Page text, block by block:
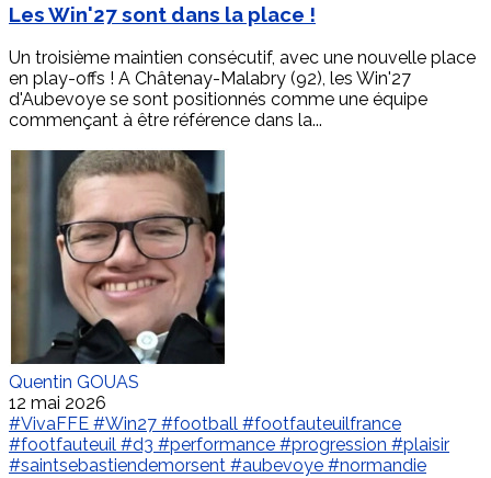
Les Win'27 sont dans la place !
Un troisième maintien consécutif, avec une nouvelle place
en play-offs ! A Châtenay-Malabry (92), les Win'27
d'Aubevoye se sont positionnés comme une équipe
commençant à être référence dans la...
Quentin GOUAS
12 mai 2026
#VivaFFE #Win27 #football #footfauteuilfrance
#footfauteuil #d3 #performance #progression #plaisir
#saintsebastiendemorsent #aubevoye #normandie